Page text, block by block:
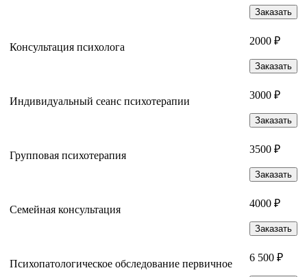
Заказать
Консультация психолога
2000 ₽
Заказать
Индивидуальный сеанс психотерапии
3000 ₽
Заказать
Групповая психотерапия
3500 ₽
Заказать
Семейная консультация
4000 ₽
Заказать
Психопатологическое обследование первичное
6 500 ₽